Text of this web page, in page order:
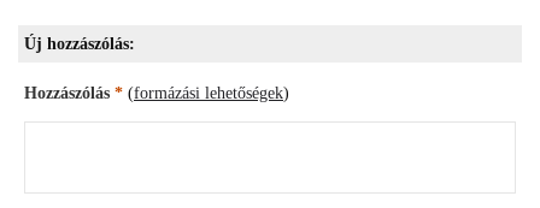
Új hozzászólás:
Hozzászólás * (formázási lehetőségek)